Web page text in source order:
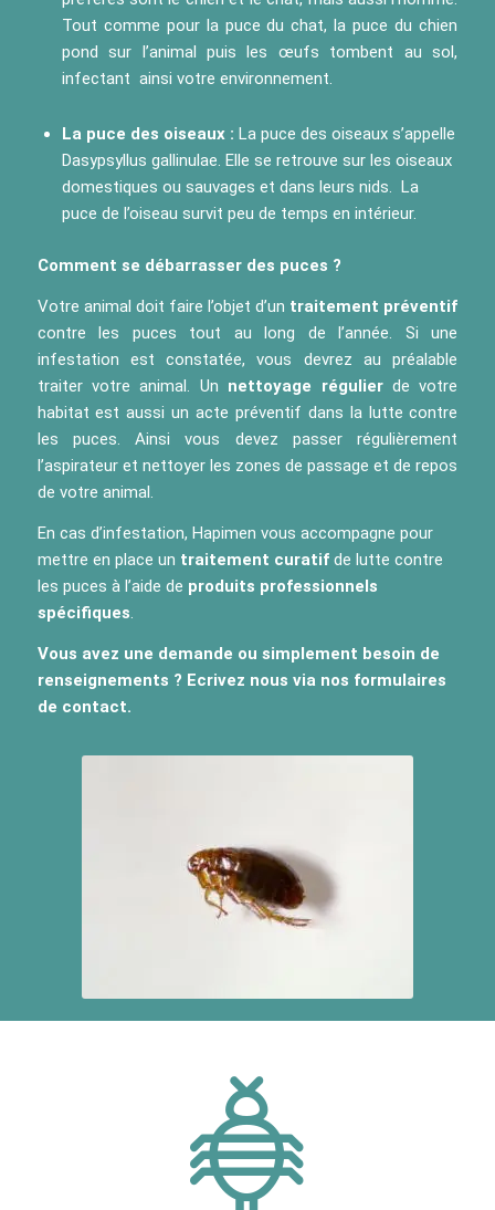
Tout comme pour la puce du chat, la puce du chien
pond sur l’animal puis les œufs tombent au sol,
infectant ainsi votre environnement.
La puce des oiseaux : La puce des oiseaux s’appelle
Dasypsyllus gallinulae. Elle se retrouve sur les oiseaux
domestiques ou sauvages et dans leurs nids. La
puce de l’oiseau survit peu de temps en intérieur.
Comment se débarrasser des puces ?
Votre animal doit faire l’objet d’un traitement préventif
contre les puces tout au long de l’année. Si une
infestation est constatée, vous devrez au préalable
traiter votre animal. Un nettoyage régulierde votre
habitat est aussi un acte préventif dans la lutte contre
les puces. Ainsi vous devez passer régulièrement
l’aspirateur et nettoyer les zones de passage et de repos
de votre animal.
En cas d’infestation, Hapimen vous accompagne pour
mettre en place un traitement curatifde lutte contre
les puces à l’aide de produits professionnels
spécifiques.
Vous avez une demande ou simplement besoin de
renseignements ? Ecrivez nous via nos formulaires
de contact.